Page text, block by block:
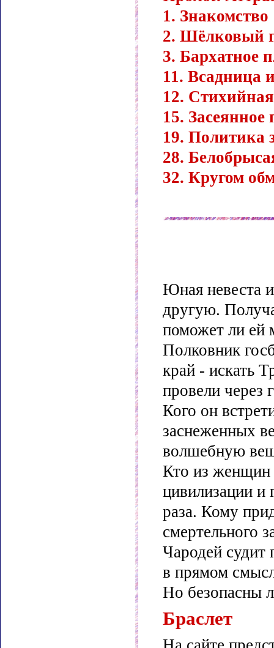
1. Знакомство
2. Шёлковый
3. Бархатное
11. Всадница
12.
15. Засеянное
19. Политика
28.
32. Кругом
Юная невеста
другую.
поможет ли ей
Полковник
край - искать
провели через
Кого он
заснеженных
волшебную
Кто из женщин
цивилизации и
раза. Кому
смертельного
Чародей судит
в прямом
Но безопасны
Браслет